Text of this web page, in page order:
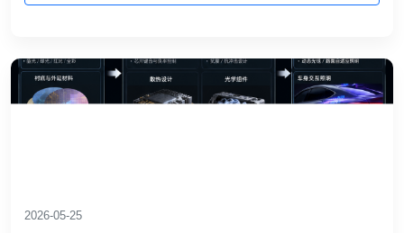
2026-05-25